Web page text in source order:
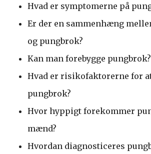
Hvad er symptomerne på
Er der en sammenhæng
og pungbrok?
Kan man forebygge pungbrok?
Hvad er risikofaktorerne for
pungbrok?
Hvor hyppigt forekommer
mænd?
Hvordan diagnosticeres